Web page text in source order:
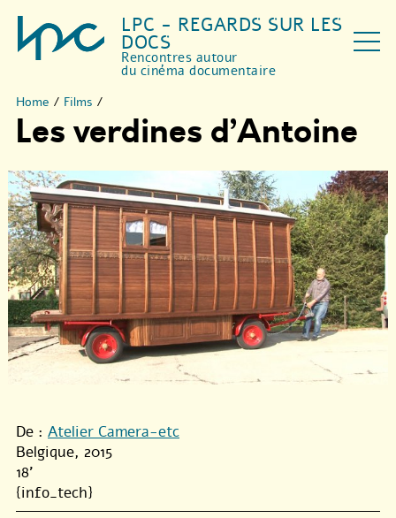
LPC - REGARDS SUR LES
DOCS
Rencontres autour
du cinéma documentaire
Home / Films /
Les verdines d’Antoine
De : Atelier Camera-etc
Belgique, 2015
18'
{info_tech}